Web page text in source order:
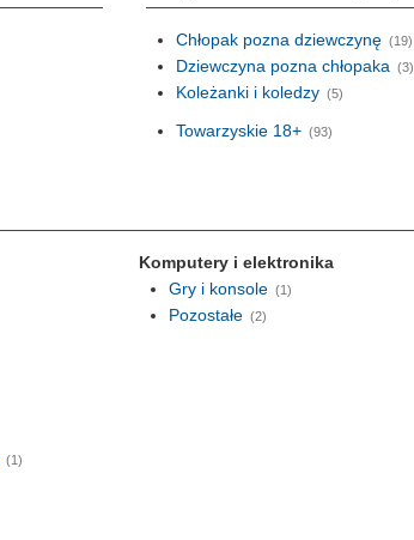
Chłopak pozna dziewczynę (19)
Dziewczyna pozna chłopaka (3)
Koleżanki i koledzy (5)
Towarzyskie 18+ (93)
(1)
Komputery i elektronika
Gry i konsole (1)
Pozostałe (2)